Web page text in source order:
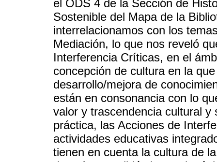
el ODS 4 de la Sección de
Sostenible del Mapa de la
interrelacionamos con los
Mediación, lo que nos reveló
Interferencia Críticas, en el
concepción de cultura en la
desarrollo/mejora de
están en consonancia con lo
valor y trascendencia cultural
práctica, las Acciones de
actividades educativas
tienen en cuenta la cultura de